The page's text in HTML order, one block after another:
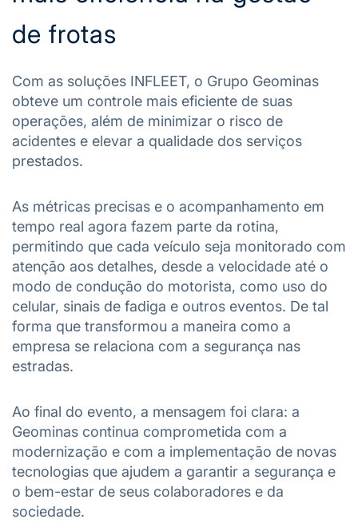
de frotas
Com as soluções INFLEET, o Grupo Geominas
obteve um controle mais eficiente de suas
operações, além de minimizar o risco de
acidentes e elevar a qualidade dos serviços
prestados.
As métricas precisas e o acompanhamento em
tempo real agora fazem parte da rotina,
permitindo que cada veículo seja monitorado com
atenção aos detalhes, desde a velocidade até o
modo de condução do motorista, como uso do
celular, sinais de fadiga e outros eventos. De tal
forma que transformou a maneira como a
empresa se relaciona com a segurança nas
estradas.
Ao final do evento, a mensagem foi clara: a
Geominas continua comprometida com a
modernização e com a implementação de novas
tecnologias que ajudem a garantir a segurança e
o bem-estar de seus colaboradores e da
sociedade.